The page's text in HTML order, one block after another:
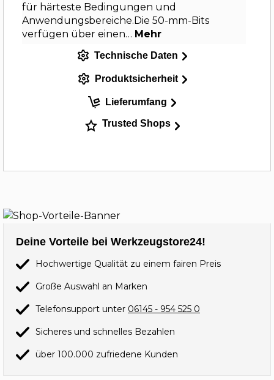
für härteste Bedingungen und
Anwendungsbereiche.Die 50-mm-Bits
verfügen über einen… Mehr
Technische Daten
Produktsicherheit
Lieferumfang
Trusted Shops
Deine Vorteile bei Werkzeugstore24!
Hochwertige Qualität zu einem fairen Preis
Große Auswahl an Marken
Telefonsupport unter 06145 - 954 525 0
Sicheres und schnelles Bezahlen
über 100.000 zufriedene Kunden